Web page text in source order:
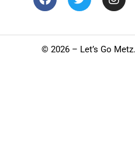
© 2026 – Let’s Go